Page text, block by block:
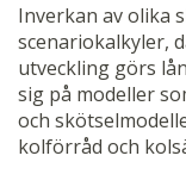
Inverkan av olika
scenariokalkyler,
utveckling görs
sig på modeller
och
kolförråd och